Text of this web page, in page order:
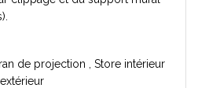
de projection , Store intérieur